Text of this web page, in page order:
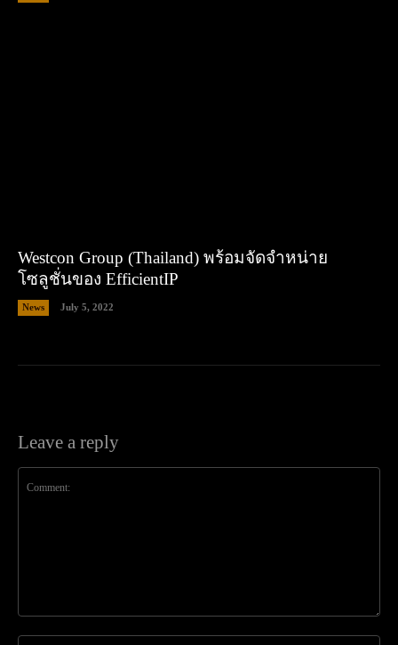
Westcon Group (Thailand) พร้อมจัดจำหน่าย
โซลูชั่นของ EfficientIP
News July 5, 2022
Leave a reply